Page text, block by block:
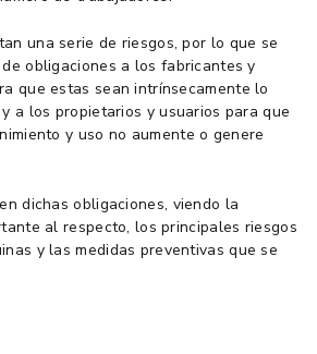
una serie de riesgos, por lo que se
obligaciones a los fabricantes y
que estas sean intrínsecamente lo
a los propietarios y usuarios para que
y uso no aumente o genere
dichas obligaciones, viendo la
al respecto, los principales riesgos
y las medidas preventivas que se